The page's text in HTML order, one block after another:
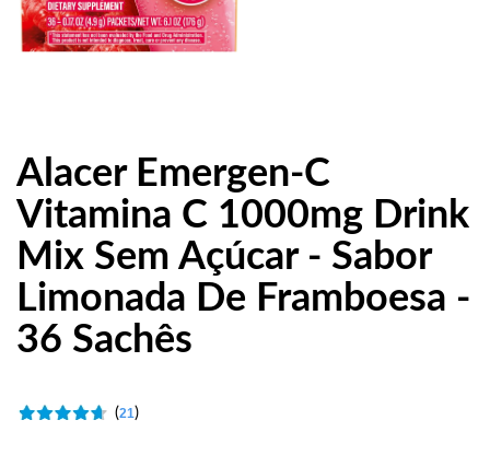
Alacer Emergen-C
Vitamina C 1000mg Drink
Mix Sem Açúcar - Sabor
Limonada De Framboesa -
36 Sachês
(21)